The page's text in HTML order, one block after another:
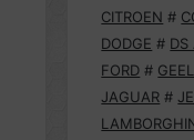
CITROEN #
DODGE # DS
FORD #
JAGUAR #